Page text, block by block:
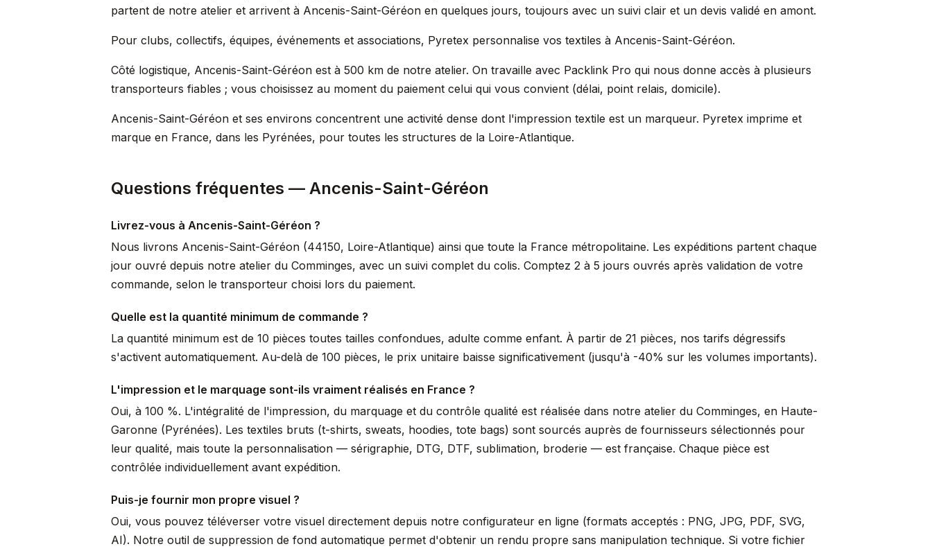
partent de notre atelier et arrivent à Ancenis-Saint-Géréon en quelques jours, toujours avec un suivi clair et un devis validé en amont.
Pour clubs, collectifs, équipes, événements et associations, Pyretex personnalise vos textiles à Ancenis-Saint-Géréon.
Côté logistique, Ancenis-Saint-Géréon est à 500 km de notre atelier. On travaille avec Packlink Pro qui nous donne accès à plusieurs
transporteurs fiables ; vous choisissez au moment du paiement celui qui vous convient (délai, point relais, domicile).
Ancenis-Saint-Géréon et ses environs concentrent une activité dense dont l'impression textile est un marqueur. Pyretex imprime et
marque en France, dans les Pyrénées, pour toutes les structures de la Loire-Atlantique.
Questions fréquentes — Ancenis-Saint-Géréon
Livrez-vous à Ancenis-Saint-Géréon ?
Nous livrons Ancenis-Saint-Géréon (44150, Loire-Atlantique) ainsi que toute la France métropolitaine. Les expéditions partent chaque
jour ouvré depuis notre atelier du Comminges, avec un suivi complet du colis. Comptez 2 à 5 jours ouvrés après validation de votre
commande, selon le transporteur choisi lors du paiement.
Quelle est la quantité minimum de commande ?
La quantité minimum est de 10 pièces toutes tailles confondues, adulte comme enfant. À partir de 21 pièces, nos tarifs dégressifs
s'activent automatiquement. Au-delà de 100 pièces, le prix unitaire baisse significativement (jusqu'à -40% sur les volumes importants).
L'impression et le marquage sont-ils vraiment réalisés en France ?
Oui, à 100 %. L'intégralité de l'impression, du marquage et du contrôle qualité est réalisée dans notre atelier du Comminges, en Haute-
Garonne (Pyrénées). Les textiles bruts (t-shirts, sweats, hoodies, tote bags) sont sourcés auprès de fournisseurs sélectionnés pour
leur qualité, mais toute la personnalisation — sérigraphie, DTG, DTF, sublimation, broderie — est française. Chaque pièce est
contrôlée individuellement avant expédition.
Puis-je fournir mon propre visuel ?
Oui, vous pouvez téléverser votre visuel directement depuis notre configurateur en ligne (formats acceptés : PNG, JPG, PDF, SVG,
AI). Notre outil de suppression de fond automatique permet d'obtenir un rendu propre sans manipulation technique. Si votre fichier